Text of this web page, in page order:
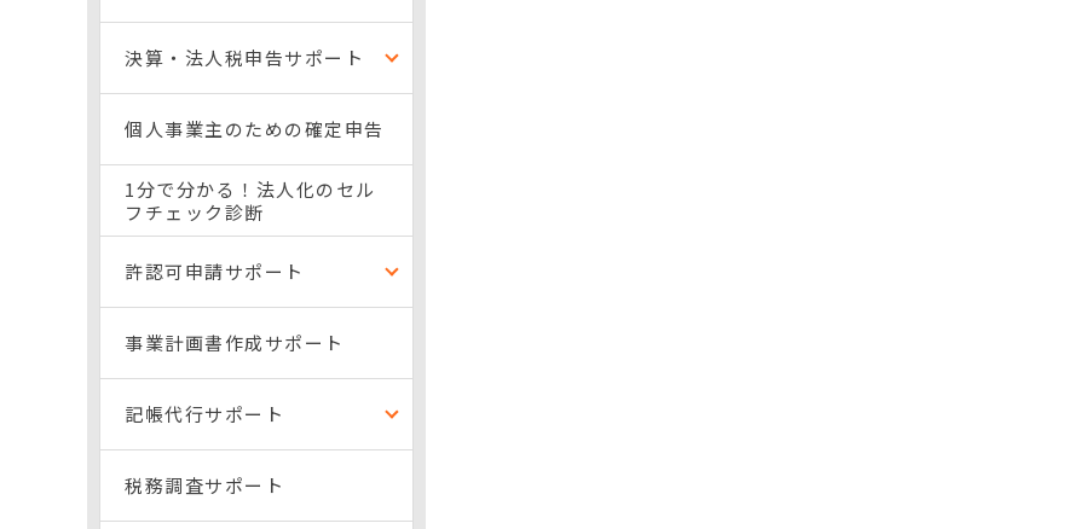
決算・法人税申告サポート
個人事業主のための確定申告
1分で分かる！法人化のセル
フチェック診断
許認可申請サポート
事業計画書作成サポート
記帳代行サポート
税務調査サポート